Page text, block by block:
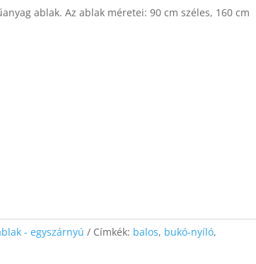
ablak. Az ablak méretei: 90 cm széles, 160 cm
- egyszárnyú Címkék: balos, bukó-nyíló,
In order for